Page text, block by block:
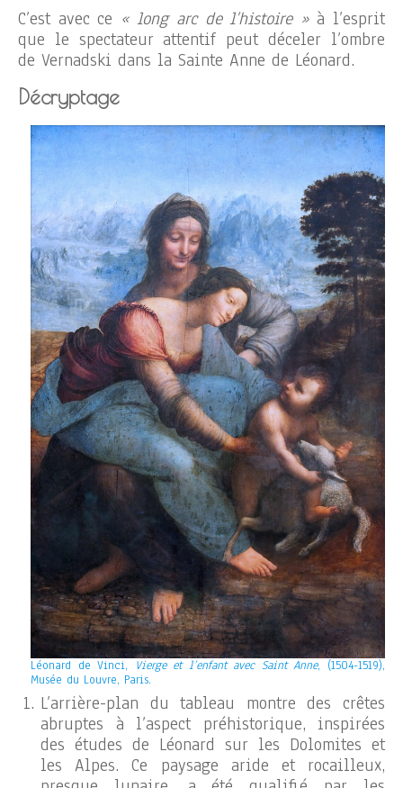
C’est avec ce « long arc de l’histoire »à l’esprit
que le spectateur attentif peut déceler l’ombre
de Vernadski dans la Sainte Anne de Léonard.
Décryptage
Léonard de Vinci, Vierge et l’enfant avec Saint Anne, (1504-1519),
Musée du Louvre, Paris.
L’arrière-plan du tableau montre des crêtes
abruptes à l’aspect préhistorique, inspirées
des études de Léonard sur les Dolomites et
les Alpes. Ce paysage aride et rocailleux,